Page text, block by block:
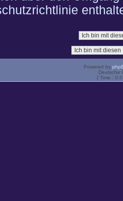
Powered by
Deutsche
[ Time :